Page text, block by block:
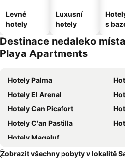
Levné
hotely
Luxusní
hotely
s
Destinace nedaleko
Playa Apartments
Hotely Palma
Hotely El Arenal
Hotely Can Picafort
Hotely C'an Pastilla
Hotely Magaluf
Zobrazit všechny pobyty v lokalitě